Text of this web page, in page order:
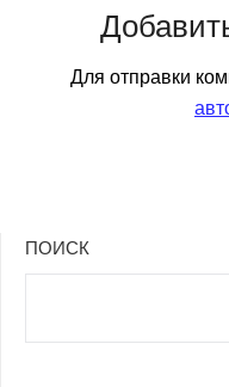
Для отправки
ПОИСК